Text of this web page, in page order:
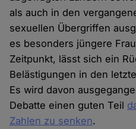
als auch in den
sexuellen Übergriffen
es besonders jüngere
Zeitpunkt, lässt sich ein
Belästigungen in den
Es wird davon
Debatte einen guten Teil
Zahlen zu senken.